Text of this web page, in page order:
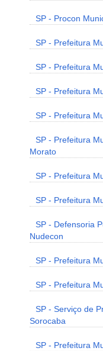
SP - Procon
SP - Prefeitura
SP - Prefeitura
SP - Prefeitura
SP - Prefeitura
SP - Prefeitura
Morato
SP - Prefeitura
SP - Prefeitura
SP - Defensoria
Nudecon
SP - Prefeitura
SP - Prefeitura
SP - Serviço de
Sorocaba
SP - Prefeitura